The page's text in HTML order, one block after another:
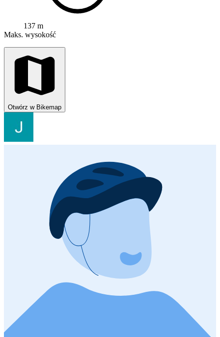
137 m
Maks. wysokość
Otwórz w Bikemap